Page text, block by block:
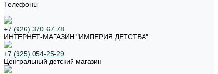
Телефоны
+7 (926) 370-67-78
ИНТЕРНЕТ-МАГАЗИН "ИМПЕРИЯ ДЕТСТВА"
+7 (925) 054-25-29
Центральный детский магазин